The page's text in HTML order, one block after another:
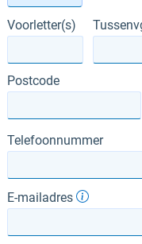
Voorletter(s)
Postcode
Telefoonnummer
E-mailadres